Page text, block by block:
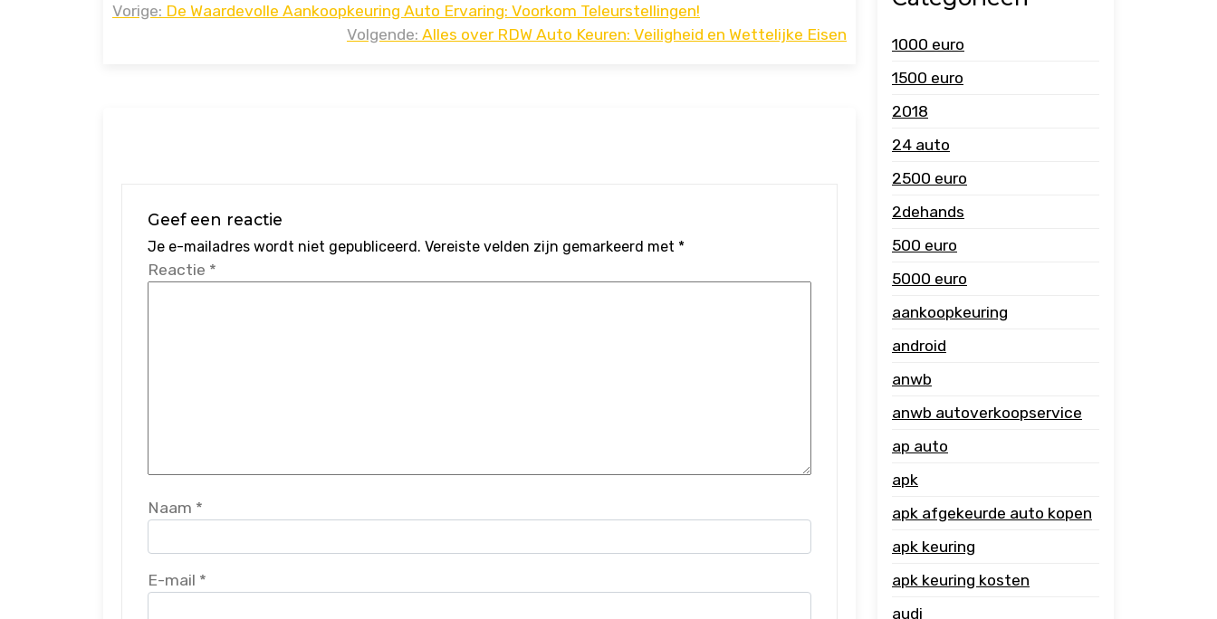
navigatie
Vorige: De Waardevolle Aankoopkeuring Auto Ervaring: Voorkom Teleurstellingen!
Volgende: Alles over RDW Auto Keuren: Veiligheid en Wettelijke Eisen
Geef een reactie
Je e-mailadres wordt niet gepubliceerd. Vereiste velden zijn gemarkeerd met *
Reactie *
Naam *
E-mail *
1000 euro
1500 euro
2018
24 auto
2500 euro
2dehands
500 euro
5000 euro
aankoopkeuring
android
anwb
anwb autoverkoopservice
ap auto
apk
apk afgekeurde auto kopen
apk keuring
apk keuring kosten
audi